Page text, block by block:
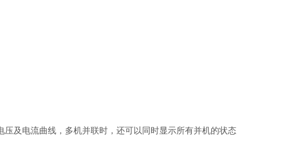
及电流曲线，多机并联时，还可以同时显示所有并机的状态